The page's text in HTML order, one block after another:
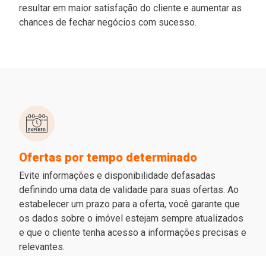
resultar em maior satisfação do cliente e aumentar as
chances de fechar negócios com sucesso.
Ofertas por tempo determinado
Evite informações e disponibilidade defasadas
definindo uma data de validade para suas ofertas. Ao
estabelecer um prazo para a oferta, você garante que
os dados sobre o imóvel estejam sempre atualizados
e que o cliente tenha acesso a informações precisas e
relevantes.